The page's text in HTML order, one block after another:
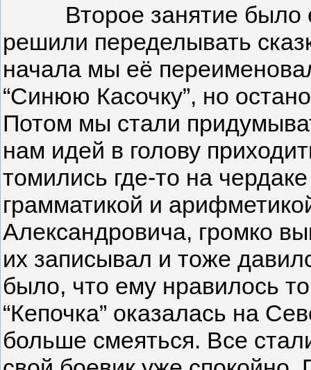
Второе занятие было
решили переделывать
начала мы её
“Синюю Касочку”, но
Потом мы стали
нам идей в голову
томились где-то на
грамматикой и
Александровича, громко
их записывал и тоже
было, что ему нравилось
“Кепочка” оказалась на
больше смеяться. Все